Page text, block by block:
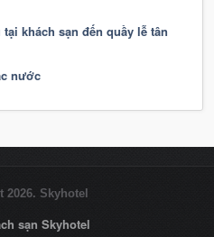
khách sạn đến quầy lễ tân
nước
Skyhotel
sạn Skyhotel